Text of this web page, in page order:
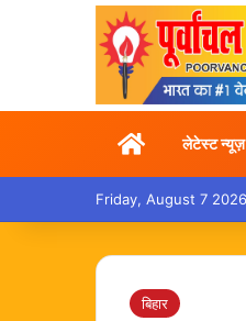
Homeलेटेस्ट न्यूज़
Friday, August 7 2026
बिहार